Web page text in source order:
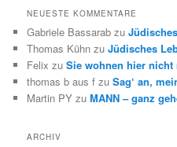
NEUESTE KOMMENTARE
Gabriele Bassarab zu
Thomas Kühn zuJüdisches
Felix zuSie wohnen hier nicht
thomas b aus f zuSag‘ an,
Martin PY zuMANN – ganz
ARCHIV